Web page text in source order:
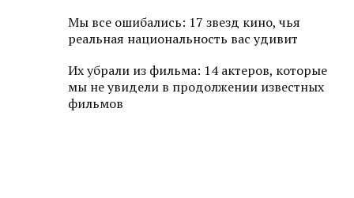
Мы все ошибались: 17 звезд кино, чья
реальная национальность вас удивит
Их убрали из фильма: 14 актеров, которые
мы не увидели в продолжении известных
фильмов